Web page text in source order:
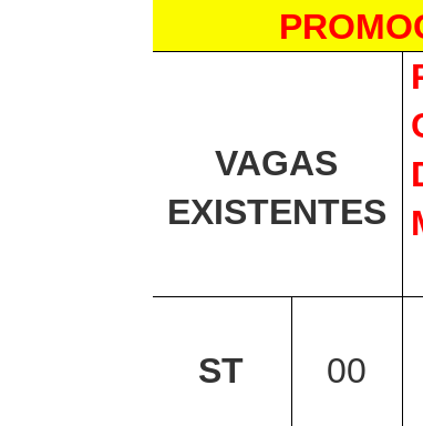
VAGAS
EXISTENTES
ST 00